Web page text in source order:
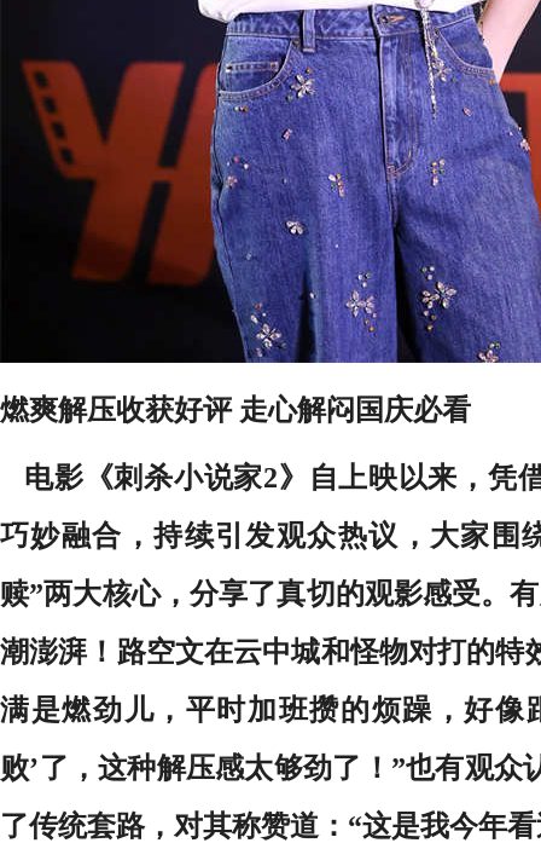
燃爽解压收获好评 走心解闷国庆必看
电影《刺杀小说家2》自上映以来，凭
巧妙融合，持续引发观众热议，大家围
赎”两大核心，分享了真切的观影感受。
潮澎湃！路空文在云中城和怪物对打的特
满是燃劲儿，平时加班攒的烦躁，好像
败’了，这种解压感太够劲了！”也有观众
了传统套路，对其称赞道：“这是我今年